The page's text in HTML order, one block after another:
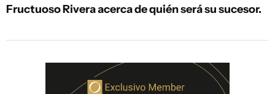
Fructuoso Rivera acerca de quién será su sucesor.